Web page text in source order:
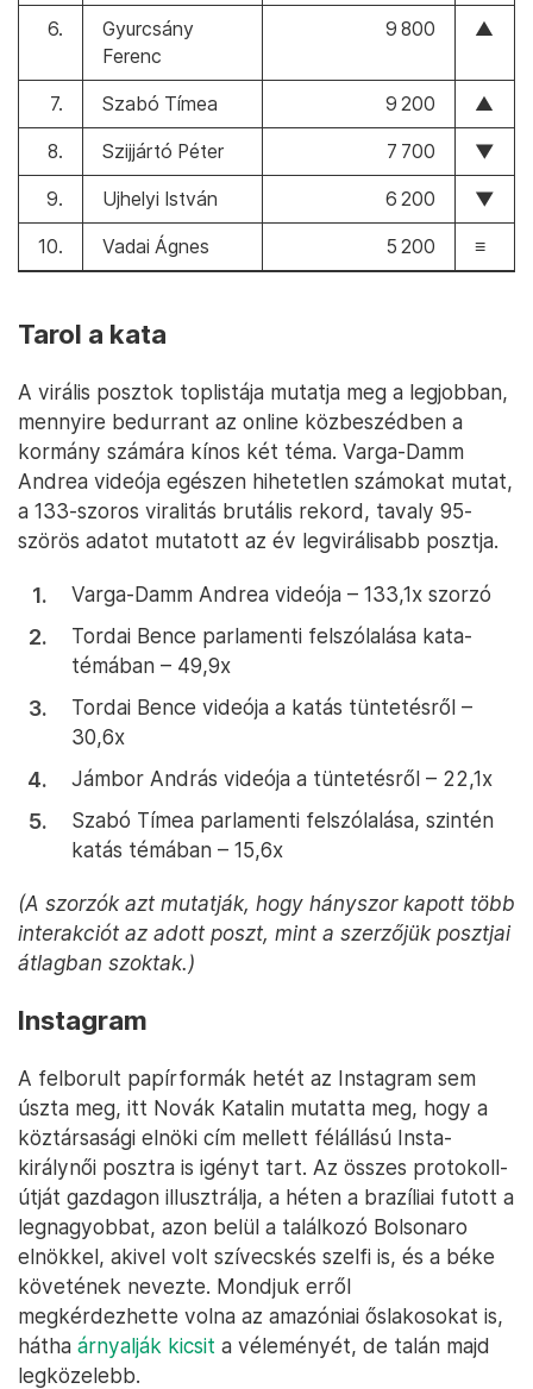
6.
Gyurcsány
Ferenc
9 800 ▲
7. Szabó Tímea 9 200 ▲
8. Szijjártó Péter 7 700 ▼
9. Ujhelyi István 6 200 ▼
10. Vadai Ágnes 5 200 ≡
Tarol a kata
A virális posztok toplistája mutatja meg a legjobban,
mennyire bedurrant az online közbeszédben a
kormány számára kínos két téma. Varga-Damm
Andrea videója egészen hihetetlen számokat mutat,
a 133-szoros viralitás brutális rekord, tavaly 95-
szörös adatot mutatott az év legvirálisabb posztja.
Varga-Damm Andrea videója – 133,1x szorzó
Tordai Bence parlamenti felszólalása kata-
témában – 49,9x
Tordai Bence videója a katás tüntetésről –
30,6x
Jámbor András videója a tüntetésről – 22,1x
Szabó Tímea parlamenti felszólalása, szintén
katás témában – 15,6x
(A szorzók azt mutatják, hogy hányszor kapott több
interakciót az adott poszt, mint a szerzőjük posztjai
átlagban szoktak.)
Instagram
A felborult papírformák hetét az Instagram sem
úszta meg, itt Novák Katalin mutatta meg, hogy a
köztársasági elnöki cím mellett félállású Insta-
királynői posztra is igényt tart. Az összes protokoll-
útját gazdagon illusztrálja, a héten a brazíliai futott a
legnagyobbat, azon belül a találkozó Bolsonaro
elnökkel, akivel volt szívecskés szelfi is, és a béke
követének nevezte. Mondjuk erről
megkérdezhette volna az amazóniai őslakosokat is,
hátha árnyalják kicsit a véleményét, de talán majd
legközelebb.